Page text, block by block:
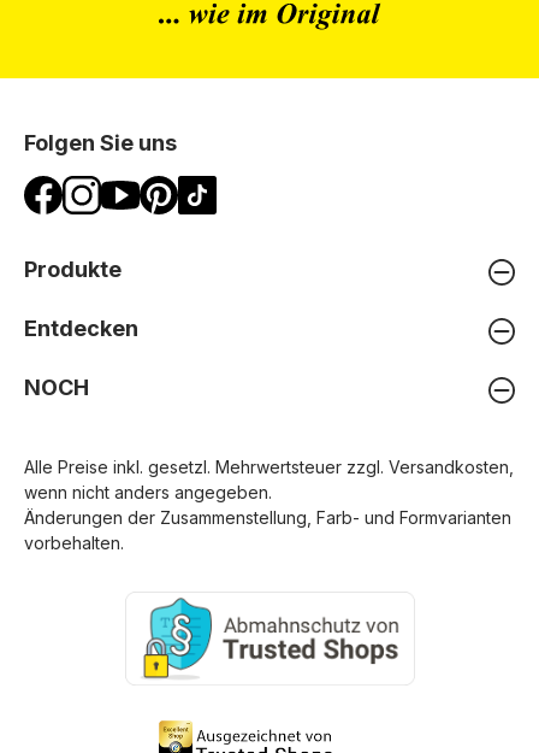
Folgen Sie uns
Produkte
Entdecken
NOCH
Alle Preise inkl. gesetzl. Mehrwertsteuer zzgl. Versandkosten
wenn nicht anders angegeben.
Änderungen der Zusammenstellung, Farb- und Formvarianten
vorbehalten.